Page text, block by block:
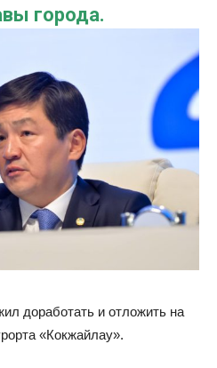
города.
доработать и отложить на
«Кокжайлау».